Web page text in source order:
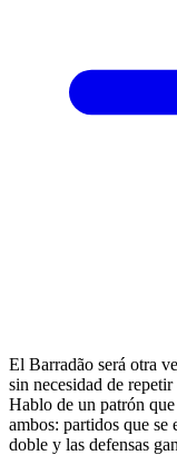
El Barradão será otra
sin necesidad de
Hablo de un patrón
ambos: partidos que
doble y las defensas